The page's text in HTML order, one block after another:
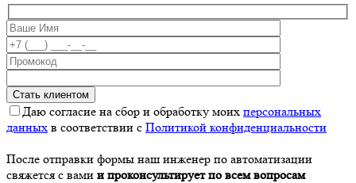
Даю согласие на сбор и обработку моих персональных
данных в соответствии с Политикой конфиденциальности
После отправки формы наш инженер по автоматизации
свяжется с вами и проконсультирует по всем вопросам